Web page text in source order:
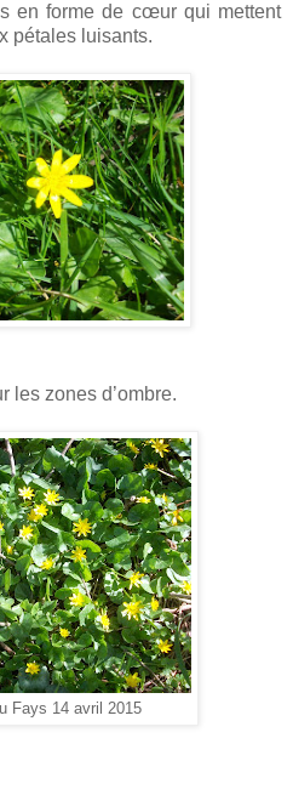
en forme de cœur qui mettent
pétales luisants.
les zones d’ombre.
Fays 14 avril 2015